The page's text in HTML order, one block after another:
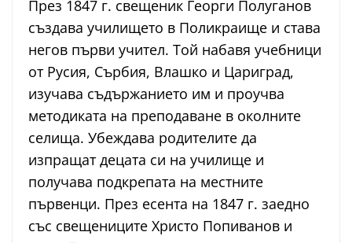
През 1847 г. свещеник Георги Полуганов
създава училището в Поликраище и става
негов първи учител. Той набавя учебници
от Русия, Сърбия, Влашко и Цариград,
изучава съдържанието им и проучва
методиката на преподаване в околните
селища. Убеждава родителите да
изпращат децата си на училище и
получава подкрепата на местните
първенци. През есента на 1847 г. заедно
със свещениците Христо Попиванов и